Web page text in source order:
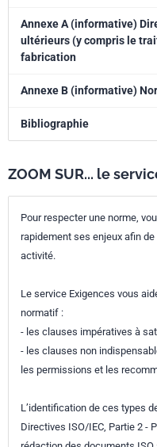
Annexe A (informative)
ultérieurs (y compris le
fabrication
Annexe B (informative)
Bibliographie
ZOOM SUR... le
Pour respecter une norme,
rapidement ses enjeux afin
activité.
Le service Exigences vous
normatif :
- les clauses impératives à
- les clauses non
les permissions et les
L’identification de ces types
Directives ISO/IEC, Partie 2 -